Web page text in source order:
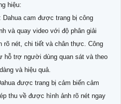
hiệu:
cam được trang bị công
và quay video với độ phân giải
rõ nét, chi tiết và chân thực. Công
trợ người dùng quan sát và theo
và hiệu quả.
được trang bị cảm biến cảm
thu về được hình ảnh rõ nét ngay